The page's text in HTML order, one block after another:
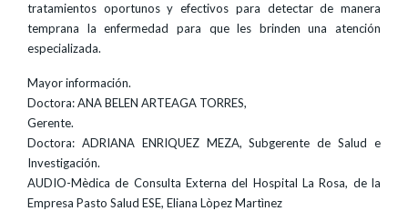
tratamientos oportunos y efectivos para detectar de manera
temprana la enfermedad para que les brinden una atención
especializada.
Mayor información.
Doctora: ANA BELEN ARTEAGA TORRES,
Gerente.
Doctora: ADRIANA ENRIQUEZ MEZA, Subgerente de Salud e
Investigación.
AUDIO-Mèdica de Consulta Externa del Hospital La Rosa, de la
Empresa Pasto Salud ESE, Eliana Lòpez Martìnez